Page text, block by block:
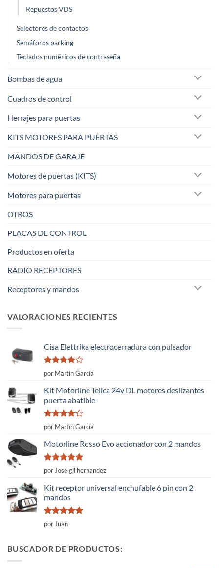
Repuestos VDS
Selectores de contactos
Semáforos parking
Teclados numéricos de contraseña
Bombas de agua
Cuadros de control
Herrajes para puertas
KITS MOTORES PARA PUERTAS
MANDOS DE GARAJE
Motores de puertas (KITS)
Motores para puertas
OTROS
PLACAS DE CONTROL
Productos en oferta
RADIO RECEPTORES
Receptores y mandos
VALORACIONES RECIENTES
Cisa Elettrika electrocerradura con pulsador
Valorado
con
5
por Martín García
Kit Motorline Telica 24v DL motores deslizantes
puerta abatible
Valorado
con
5
por Martín García
Motorline Rosso Evo accionador con 2 mandos
Valorado
con
de 5
por José gil hernandez
Kit receptor universal enchufable 6 pin con 2
mandos
Valorado
con
por Juan
BUSCADOR DE PRODUCTOS: